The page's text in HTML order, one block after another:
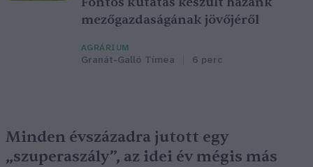
mezőgazdaságának jövőjéről
AGRÁRIUM
Granát-Galló Tímea 6 perc
Minden évszázadra jutott egy
„szuperaszály”, az idei év mégis más